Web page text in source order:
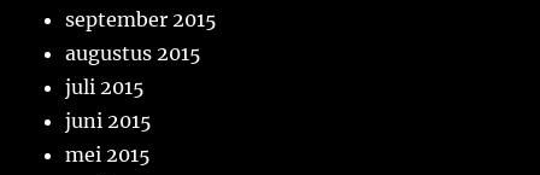
september 2015
augustus 2015
juli 2015
juni 2015
mei 2015